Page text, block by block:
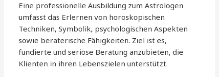
Eine professionelle Ausbildung zum Astrologen
umfasst das Erlernen von horoskopischen
Techniken, Symbolik, psychologischen Aspekten
sowie beraterische Fähigkeiten. Ziel ist es,
fundierte und seriöse Beratung anzubieten, die
Klienten in ihren Lebenszielen unterstützt.